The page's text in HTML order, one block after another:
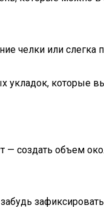
челки или
укладок, которые
создать объем